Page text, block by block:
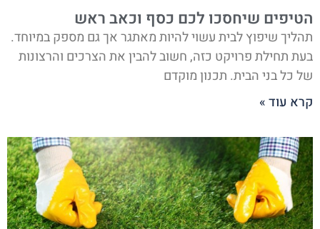
הטיפים שיחסכו לכם כסף וכאב ראש
תהליך שיפוץ לבית עשוי להיות מאתגר אך גם מספק במיוחד.
בעת תחילת פרויקט כזה, חשוב להבין את הצרכים והרצונות
של כל בני הבית. תכנון מוקדם
קרא עוד »